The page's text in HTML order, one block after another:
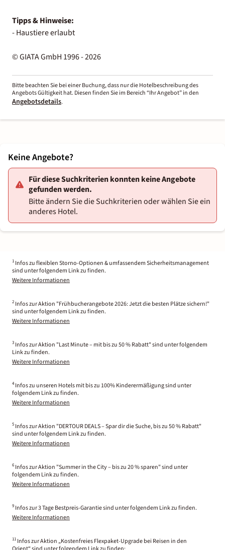
Tipps & Hinweise:
- Haustiere erlaubt
© GIATA GmbH 1996 - 2026
Bitte beachten Sie bei einer Buchung, dass nur die Hotelbeschreibung des
Angebots Gültigkeit hat. Diesen finden Sie im Bereich “Ihr Angebot” in den
Angebotsdetails.
Keine Angebote?
Für diese Suchkriterien konnten keine Angebote
gefunden werden.
Bitte ändern Sie die Suchkriterien oder wählen Sie ein
anderes Hotel.
1 Infos zu flexiblen Storno-Optionen & umfassendem Sicherheitsmanagement
sind unter folgendem Link zu finden.
Weitere Informationen
2 Infos zur Aktion "Frühbucherangebote 2026: Jetzt die besten Plätze sichern!"
sind unter folgendem Link zu finden.
Weitere Informationen
3 Infos zur Aktion "Last Minute – mit bis zu 50 % Rabatt" sind unter folgendem
Link zu finden.
Weitere Informationen
4 Infos zu unseren Hotels mit bis zu 100% Kinderermäßigung sind unter
folgendem Link zu finden.
Weitere Informationen
5 Infos zur Aktion "DERTOUR DEALS – Spar dir die Suche, bis zu 50 % Rabatt"
sind unter folgendem Link zu finden.
Weitere Informationen
6 Infos zur Aktion "Summer in the City – bis zu 20 % sparen" sind unter
folgendem Link zu finden.
Weitere Informationen
9 Infos zur 3 Tage Bestpreis-Garantie sind unter folgendem Link zu finden.
Weitere Informationen
11 Infos zur Aktion „Kostenfreies Flexpaket-Upgrade bei Reisen in den